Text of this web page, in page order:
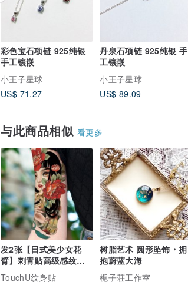
彩色宝石项链 925纯银
手工镶嵌
小王子星球
US$ 71.27
丹泉石项链 925纯银 手
工镶嵌
小王子星球
US$ 89.09
与此商品相似 看更多
发2张【日式美少女花
臂】刺青贴高级感纹身
贴防水持久
TouchU纹身贴
树脂艺术 圆形坠饰・拥
抱蔚蓝大海
梔子荘工作室